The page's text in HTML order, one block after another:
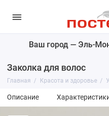
Ваш город — Эль-
Заколка для волос
Главная Красота и здоровье
Описание